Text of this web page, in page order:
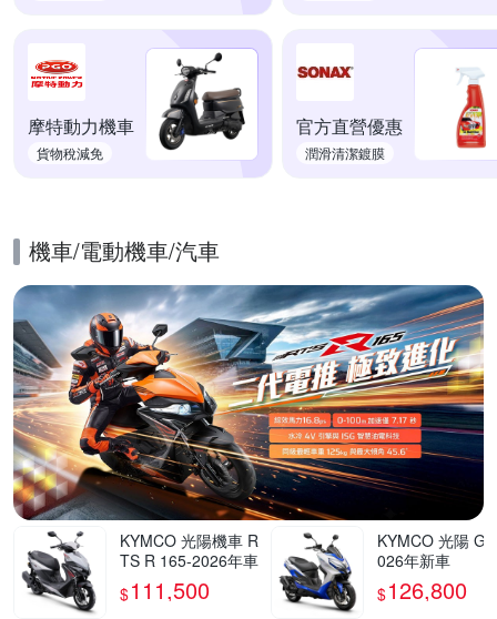
摩特動力機車
貨物稅減免
官方直營優惠
潤滑清潔鍍膜
機車/電動機車/汽車
KYMCO 光陽機車 R
TS R 165-2026年車
$111,500
KYMCO 光陽
026年新車
$126,800